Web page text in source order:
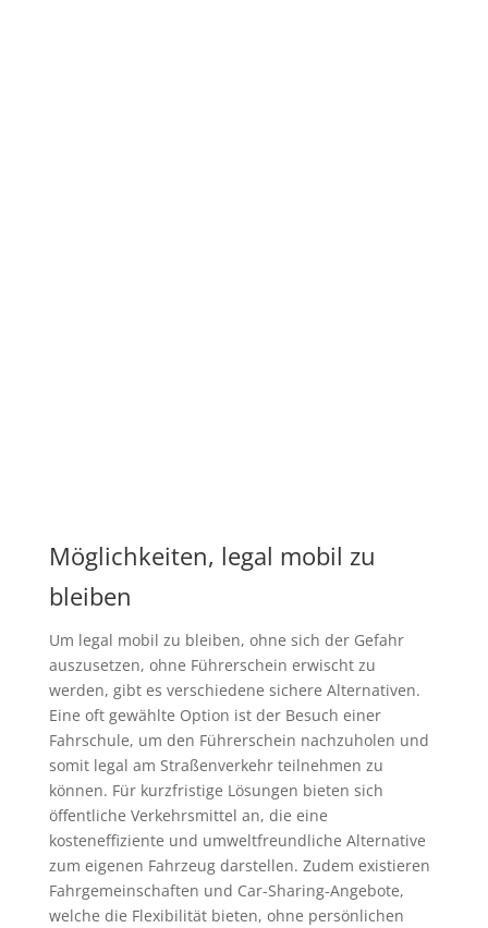
Möglichkeiten, legal mobil zu
bleiben
Um legal mobil zu bleiben, ohne sich der Gefahr
auszusetzen, ohne Führerschein erwischt zu
werden, gibt es verschiedene sichere Alternativen.
Eine oft gewählte Option ist der Besuch einer
Fahrschule, um den Führerschein nachzuholen und
somit legal am Straßenverkehr teilnehmen zu
können. Für kurzfristige Lösungen bieten sich
öffentliche Verkehrsmittel an, die eine
kosteneffiziente und umweltfreundliche Alternative
zum eigenen Fahrzeug darstellen. Zudem existieren
Fahrgemeinschaften und Car-Sharing-Angebote,
welche die Flexibilität bieten, ohne persönlichen